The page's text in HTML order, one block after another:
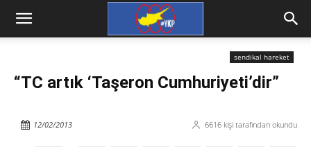
sendikal hareket
“TC artık ‘Taşeron Cumhuriyeti’dir”
6616 kişi tarafından okundu
12/02/2013